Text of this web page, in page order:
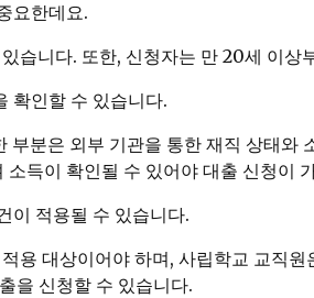
요한데요.
습니다. 또한, 신청자는 만 20세 이상
확인할 수 있습니다.
분은 외부 기관을 통한 재직 상태와
득이 확인될 수 있어야 대출 신청이
이 적용될 수 있습니다.
용 대상이어야 하며, 사립학교 교직
을 신청할 수 있습니다.